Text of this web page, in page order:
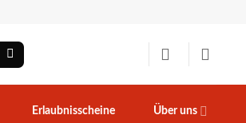
Erlaubnisscheine Über uns